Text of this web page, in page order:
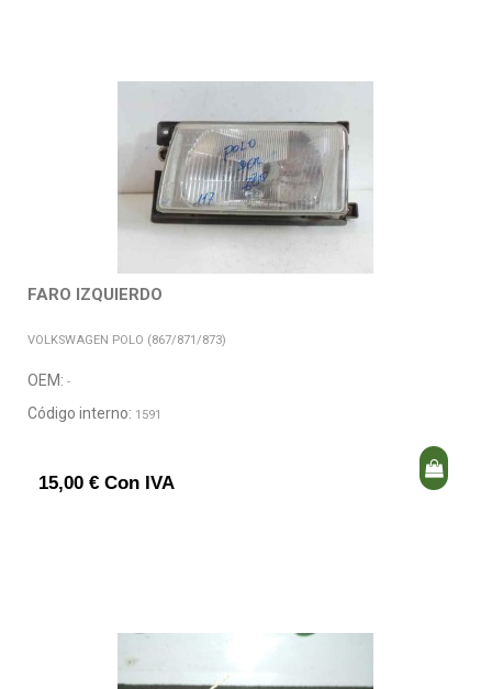
FARO IZQUIERDO
VOLKSWAGEN POLO (867/871/873)
OEM: -
Código interno: 1591
15,00 € Con IVA